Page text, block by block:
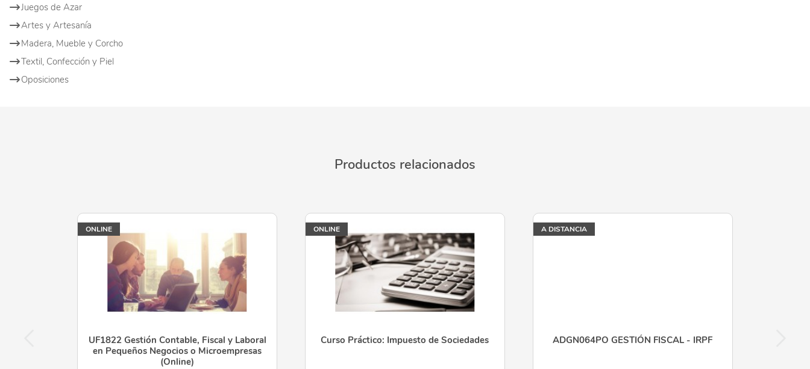
Juegos de Azar
Artes y Artesanía
Madera, Mueble y Corcho
Textil, Confección y Piel
Oposiciones
Productos relacionados
ONLINE
UF1822 Gestión Contable, Fiscal y Laboral
en Pequeños Negocios o Microempresas
(Online)
ONLINE
Curso Práctico: Impuesto de Sociedades
A DISTANCIA
ADGN064PO GESTIÓN FISCAL - IRPF